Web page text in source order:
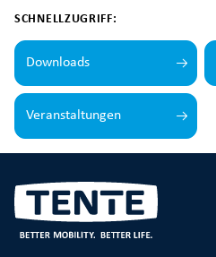
SCHNELLZUGRIFF:
Downloads
Veranstaltungen